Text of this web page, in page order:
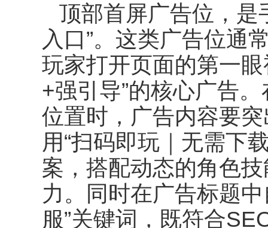
顶部首屏广告位，是
入口”。这类广告位通
玩家打开页面的第一
+强引导”的核心广告。
位置时，广告内容要
用“扫码即玩｜无需下
案，搭配动态的角色
力。同时在广告标题
服”关键词，既符合